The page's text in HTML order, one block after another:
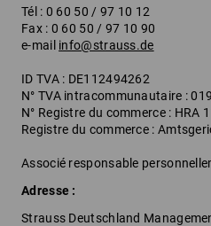
Tél : 0 60 50 / 97 10 12
Fax : 0 60 50 / 97 10 90
e-mail info@strauss.de
ID TVA : DE112494262
N° TVA intracommunautaire :
N° Registre du commerce : HRA
Registre du commerce :
Associé responsable
Adresse :
Strauss Deutschland